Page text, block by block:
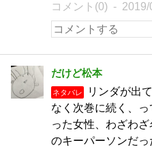
コメント(0) 2019/
だけど松本
ネタバレ
リンダが出
なく次巻に続く、
った女性、わざわ
のキーパーソンだっ